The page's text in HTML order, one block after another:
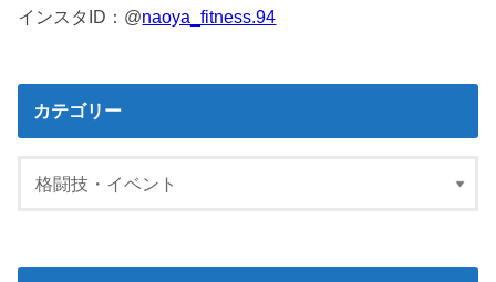
インスタID：@naoya_fitness.94
カテゴリー